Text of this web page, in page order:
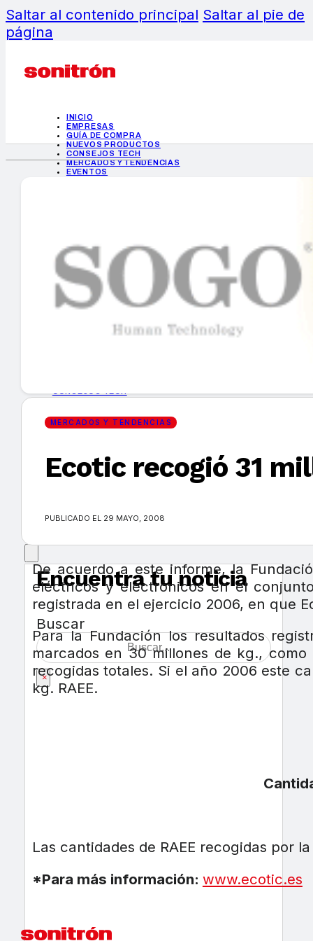
Saltar al contenido principal Saltar al pie de
página
INICIO
EMPRESAS
GUÍA DE COMPRA
NUEVOS PRODUCTOS
CONSEJOS TECH
MERCADOS Y TENDENCIAS
EVENTOS
INICIO
EMPRESAS
GUÍA DE COMPRA
MERCADOS Y TENDENCIAS
Encuentra tu noticia
Buscar
×
MERCADOS Y TENDENCIAS
Ecotic recogió 31
PUBLICADO EL 29 MAYO, 2008
De acuerdo a este informe, la
eléctricos y electrónicos en el
registrada en el ejercicio 2006, en que
Para la Fundación los resultados
marcados en 30 millones de kg.,
recogidas totales. Si el año 2006 este
kg. RAEE.
Las cantidades de RAEE recogidas por
*Para más información: www.ecotic.es